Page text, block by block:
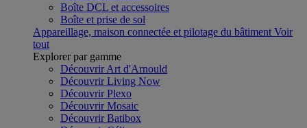
Boîte DCL et accessoires
Boîte et prise de sol
Appareillage, maison connectée et pilotage du bâtiment Voir
tout
Explorer par gamme
Découvrir Art d'Arnould
Découvrir Living Now
Découvrir Plexo
Découvrir Mosaic
Découvrir Batibox